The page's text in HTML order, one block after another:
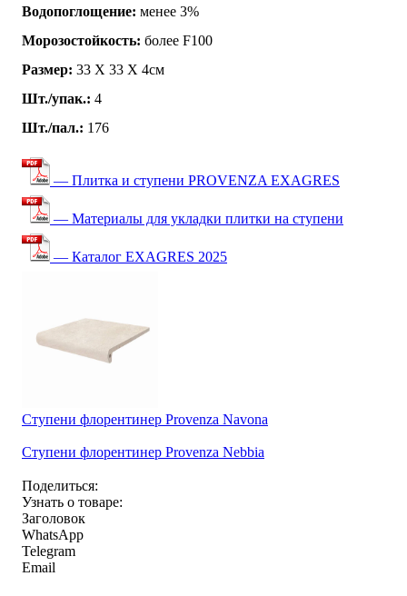
Водопоглощение: менее 3%
Морозостойкость: более F100
Размер: 33 Х 33 Х 4см
Шт./упак.: 4
Шт./пал.: 176
— Плитка и ступени PROVENZA EXAGRES
— Материалы для укладки плитки на ступени
— Каталог EXAGRES 2025
Ступени флорентинер Provenza Navona
Ступени флорентинер Provenza Nebbia
Поделиться:
Узнать о товаре:
Заголовок
WhatsApp
Telegram
Email